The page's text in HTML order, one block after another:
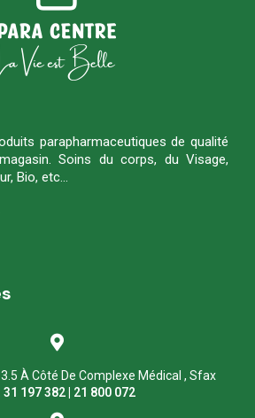
parapharmaceutiques de qualité
Soins du corps, du Visage,
Bio, etc…
À Côté De Complexe Médical , Sfax
31 197 382 | 21 800 072